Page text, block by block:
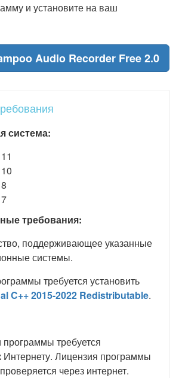
и установите на ваш
Audio Recorder Free 2.0
система:
требования:
поддерживающее указанные
системы.
требуется установить
C++ 2015-2022 Redistributable.
требуется
Интернету. Лицензия программы
через интернет.